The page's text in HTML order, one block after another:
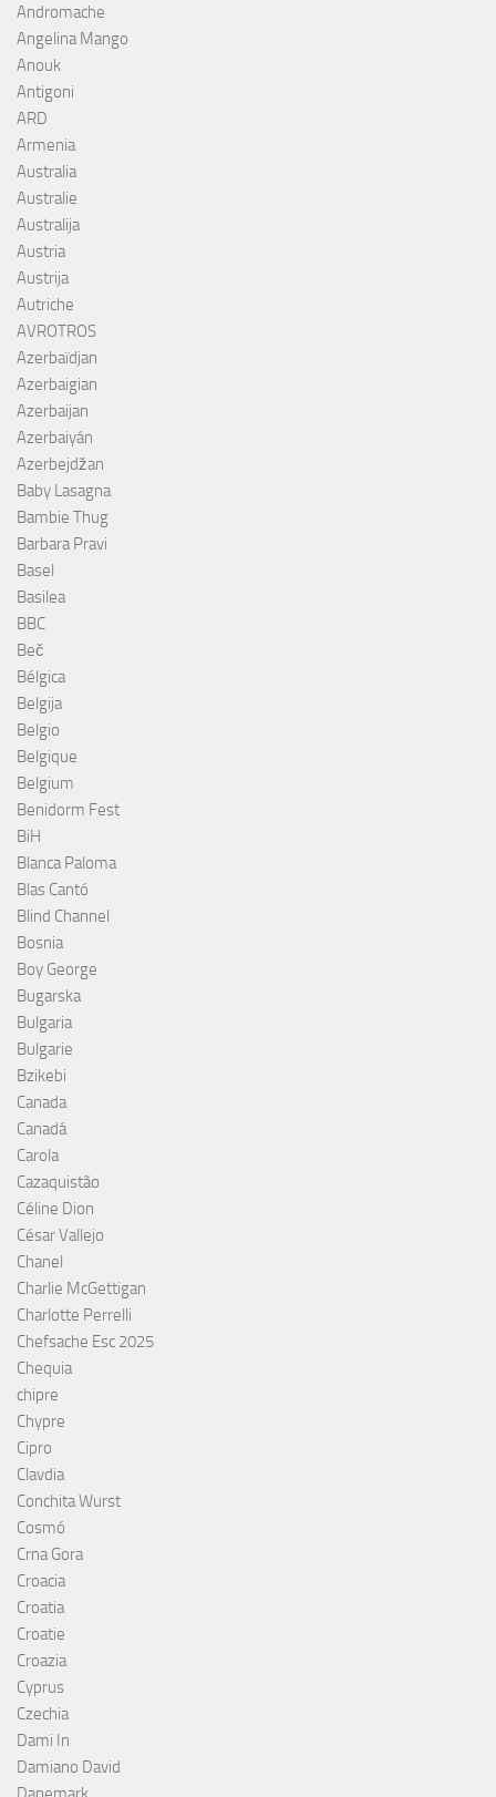
Andromache
Angelina Mango
Anouk
Antigoni
ARD
Armenia
Australia
Australie
Australija
Austria
Austrija
Autriche
AVROTROS
Azerbaïdjan
Azerbaigian
Azerbaijan
Azerbaiyán
Azerbejdžan
Baby Lasagna
Bambie Thug
Barbara Pravi
Basel
Basilea
BBC
Beč
Bélgica
Belgija
Belgio
Belgique
Belgium
Benidorm Fest
BiH
Blanca Paloma
Blas Cantó
Blind Channel
Bosnia
Boy George
Bugarska
Bulgaria
Bulgarie
Bzikebi
Canada
Canadá
Carola
Cazaquistão
Céline Dion
César Vallejo
Chanel
Charlie McGettigan
Charlotte Perrelli
Chefsache Esc 2025
Chequia
chipre
Chypre
Cipro
Clavdia
Conchita Wurst
Cosmó
Crna Gora
Croacia
Croatia
Croatie
Croazia
Cyprus
Czechia
Dami In
Damiano David